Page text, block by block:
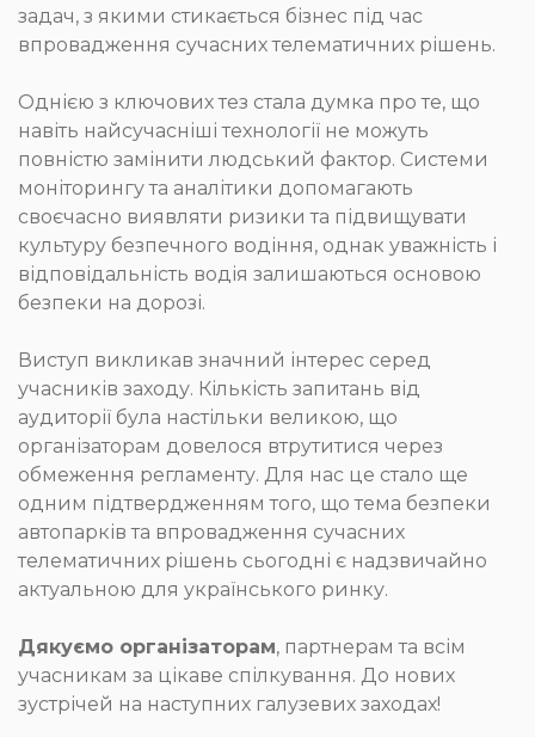
задач, з якими стикається бізнес під час
впровадження сучасних телематичних рішень.
Однією з ключових тез стала думка про те, що
навіть найсучасніші технології не можуть
повністю замінити людський фактор. Системи
моніторингу та аналітики допомагають
своєчасно виявляти ризики та підвищувати
культуру безпечного водіння, однак уважність і
відповідальність водія залишаються основою
безпеки на дорозі.
Виступ викликав значний інтерес серед
учасників заходу. Кількість запитань від
аудиторії була настільки великою, що
організаторам довелося втрутитися через
обмеження регламенту. Для нас це стало ще
одним підтвердженням того, що тема безпеки
автопарків та впровадження сучасних
телематичних рішень сьогодні є надзвичайно
актуальною для українського ринку.
Дякуємо організаторам, партнерам та всім
учасникам за цікаве спілкування. До нових
зустрічей на наступних галузевих заходах!